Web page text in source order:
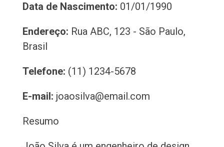
Data de Nascimento: 01/01/1990
Endereço: Rua ABC, 123 - São Paulo,
Brasil
Telefone: (11) 1234-5678
E-mail: joaosilva@email.com
Resumo